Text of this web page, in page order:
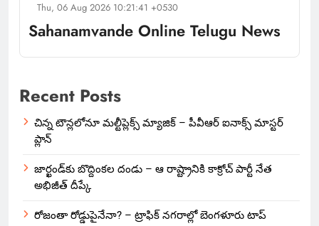
Thu, 06 Aug 2026 10:21:41 +0530
Sahanamvande Online Telugu News
Recent Posts
చిన్న టౌన్లలోనూ మల్టీప్లెక్స్‌ మ్యాజిక్ – పీవీఆర్ ఐనాక్స్ మాస్టర్
ప్లాన్
జార్ఖండ్‌కు బొద్దింకల దండు – ఆ రాష్ట్రానికి కాక్రోచ్ పార్టీ నేత
అభిజీత్ దీప్కే
రోజంతా రోడ్డుపైనేనా? – ట్రాఫిక్ నగరాల్లో బెంగళూరు టాప్